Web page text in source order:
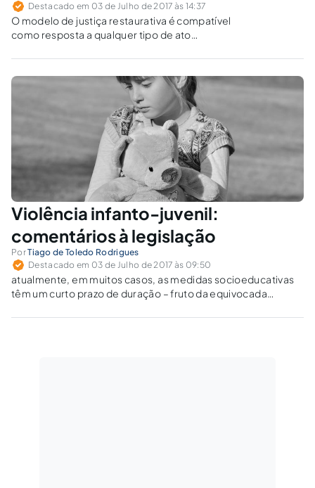
Destacado em 03 de Julho de 2017 às 14:37
O modelo de justiça restaurativa é compatível
como resposta a qualquer tipo de ato
vida.
Violência infanto-juvenil:
comentários à legislação
PorTiago de Toledo Rodrigues
Destacado em 03 de Julho de 2017 às 09:50
atualmente, em muitos casos, as medidas socioeducativas
têm um curto prazo de duração – fruto da equivocada
superlotação – e, nestas circunstâncias, não cumpre a